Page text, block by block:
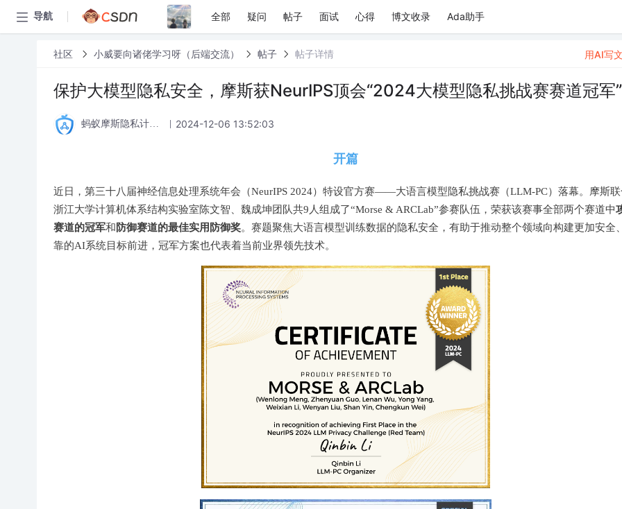
导航 全部 疑问 帖子 面试 心得 博文收录 Ada助手
社区 小威要向诸佬学习呀（后端交流） 帖子 帖子详情
保护大模型隐私安全，摩斯获NeurIPS顶会“2024大模型隐私挑战赛赛道冠军”
蚂蚁摩斯隐私计算论坛 2024-12-06 13:52:03
开篇
近日，第三十八届神经信息处理系统年会（NeurIPS 2024）特设官方赛——大语言模型隐私挑战赛（LLM-PC）落幕。摩斯联
浙江大学计算机体系结构实验室陈文智、魏成坤团队共9人组成了“Morse & ARCLab”参赛队伍，荣获该赛事全部两个赛道中
赛道的冠军和防御赛道的最佳实用防御奖。赛题聚焦大语言模型训练数据的隐私安全，有助于推动整个领域向构建更加安全
靠的AI系统目标前进，冠军方案也代表着当前业界领先技术。
用AI写